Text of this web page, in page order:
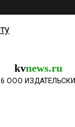
kvnews.ru
ООО